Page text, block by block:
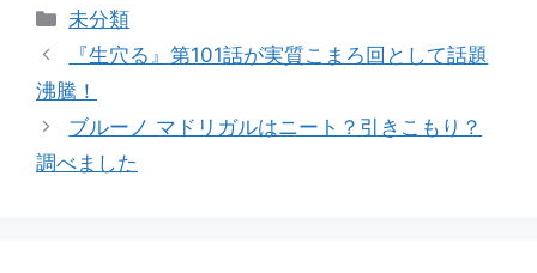
カ
テ
リ
ー
未分類
『生穴る』第101話が実質こまろ回として話題
沸騰！
ブルーノ マドリガルはニート？引きこもり？
調べました